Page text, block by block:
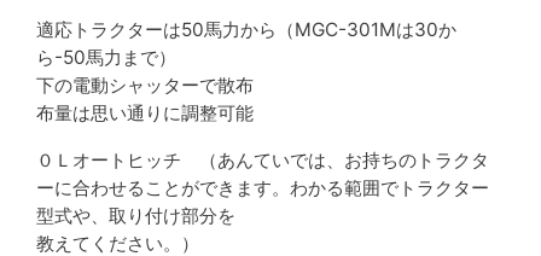
適応トラクターは50馬力から（MGC-301Mは30か
ら-50馬力まで）
下の電動シャッターで散布
布量は思い通りに調整可能
０Ｌオートヒッチ （あんていでは、お持ちのトラクタ
ーに合わせることができます。わかる範囲でトラクター
型式や、取り付け部分を
教えてください。）